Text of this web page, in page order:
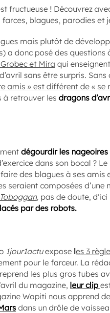
fructueuse ! Découvrez
blagues, parodies et
mais plutôt de
a donc posé des questions
et Mira qui
sans être surpris. Sans
amis » est différent de « se
à retrouver les dragons
dégourdir les
dans son bocal ?
des blagues à ses
seraient composées d’une
Toboggan, pas de doute, d’ici
par des robots.
1jour1actuexpose les 3
pour le farceur. La
les plus gros tubes
du magazine, leur clip
Wapiti nous apprend
dans un drôle de